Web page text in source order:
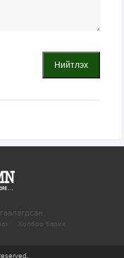
Нийтлэх
Холбоо барих